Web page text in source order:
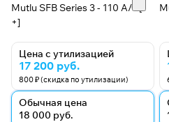
Mutlu SFB Series 3 - 110 А/ч [-
+]
Цена с утилизацией
17 200 руб.
800 ₽ (скидка по утилизации)
Обычная цена
18 000 руб.